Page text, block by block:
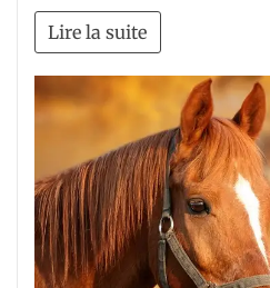
Lire la suite